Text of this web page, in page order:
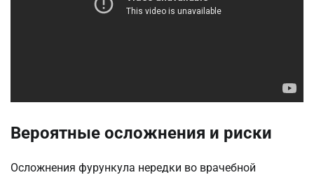
Вероятные осложнения и риски
Осложнения фурункула нередки во врачебной